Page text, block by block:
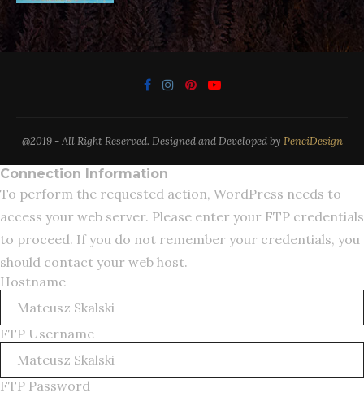
@2019 - All Right Reserved. Designed and Developed by PenciDesign
Connection Information
To perform the requested action, WordPress needs to
access your web server. Please enter your FTP credentials
to proceed. If you do not remember your credentials, you
should contact your web host.
Hostname
FTP Username
FTP Password